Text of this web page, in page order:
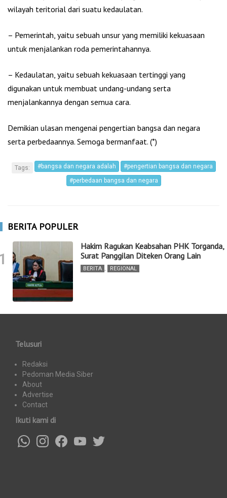
wilayah teritorial dari suatu kedaulatan.
– Pemerintah, yaitu sebuah unsur yang memiliki kekuasaan
untuk menjalankan roda pemerintahannya.
– Kedaulatan, yaitu sebuah kekuasaan tertinggi yang
digunakan untuk membuat undang-undang serta
menjalankannya dengan semua cara.
Demikian ulasan mengenai pengertian bangsa dan negara
serta perbedaannya. Semoga bermanfaat. (*)
Tags: #bangsa dan negara adalah
#pengertian bangsa dan negara
#perbedaan bangsa dan negara
BERITA POPULER
Hakim Ragukan Keabsahan PHK Torganda,
Surat Panggilan Diteken Orang Lain
BERITA , REGIONAL
Telusuri
Redaksi
Pedoman Media Siber
About
Advertise
Contact
Ikuti kami di